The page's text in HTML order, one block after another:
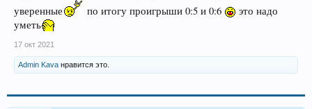
уверенные
по итогу проигрыши 0:5 и 0:6
это надо
уметь
17 окт 2021
Admin Kava нравится это.